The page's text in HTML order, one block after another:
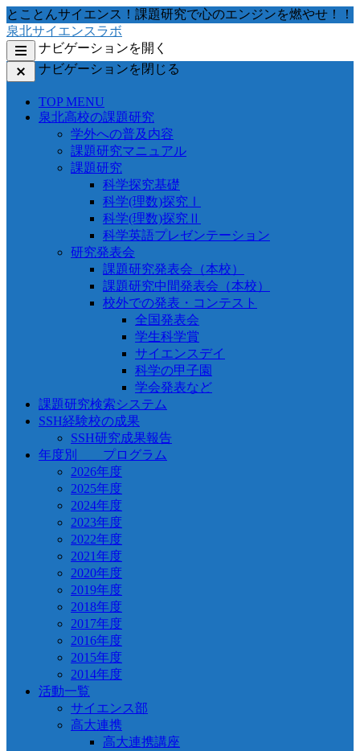
コ
ン
テ
ン
ツ
とことんサイエンス！課題研究で心のエンジンを燃やせ！！
泉北サイエンスラボ
ナビゲーションを開く
ナビゲーションを閉じる
TOP MENU
泉北高校の課題研究
学外への普及内容
課題研究マニュアル
課題研究
科学探究基礎
科学(理数)探究Ⅰ
科学(理数)探究Ⅱ
科学英語プレゼンテーション
研究発表会
課題研究発表会（本校）
課題研究中間発表会（本校）
校外での発表・コンテスト
全国発表会
学生科学賞
サイエンスデイ
科学の甲子園
学会発表など
課題研究検索システム
SSH経験校の成果
SSH研究成果報告
年度別 プログラム
2026年度
2025年度
2024年度
2023年度
2022年度
2021年度
2020年度
2019年度
2018年度
2017年度
2016年度
2015年度
2014年度
活動一覧
サイエンス部
高大連携
高大連携講座